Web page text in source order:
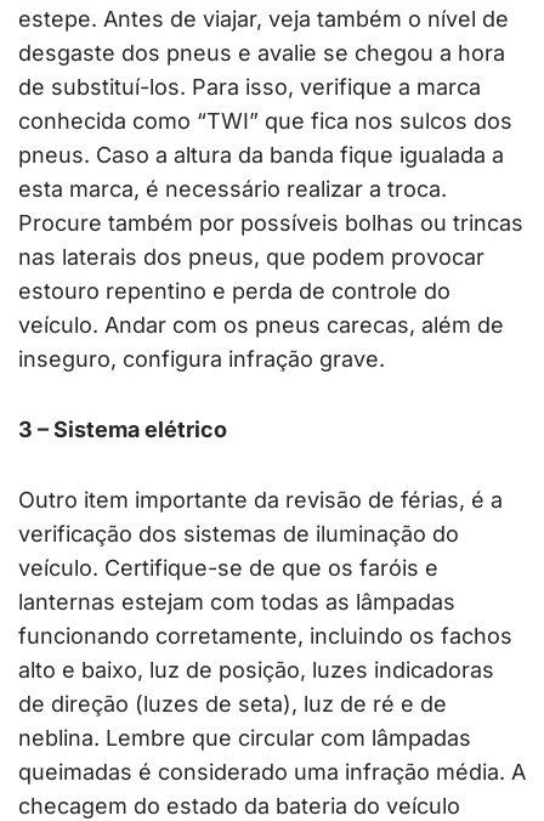
estepe. Antes de viajar, veja também o nível de
desgaste dos pneus e avalie se chegou a hora
de substituí-los. Para isso, verifique a marca
conhecida como “TWI” que fica nos sulcos dos
pneus. Caso a altura da banda fique igualada a
esta marca, é necessário realizar a troca.
Procure também por possíveis bolhas ou trincas
nas laterais dos pneus, que podem provocar
estouro repentino e perda de controle do
veículo. Andar com os pneus carecas, além de
inseguro, configura infração grave.
3 – Sistema elétrico
Outro item importante da revisão de férias, é a
verificação dos sistemas de iluminação do
veículo. Certifique-se de que os faróis e
lanternas estejam com todas as lâmpadas
funcionando corretamente, incluindo os fachos
alto e baixo, luz de posição, luzes indicadoras
de direção (luzes de seta), luz de ré e de
neblina. Lembre que circular com lâmpadas
queimadas é considerado uma infração média. A
checagem do estado da bateria do veículo